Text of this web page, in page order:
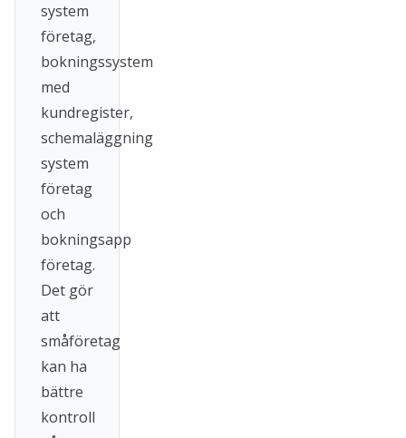
system
företag,
bokningssystem
med
kundregister,
schemaläggning
system
företag
och
bokningsapp
företag.
Det gör
att
småföretag
kan ha
bättre
kontroll